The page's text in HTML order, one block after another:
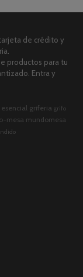
de crédito y
productos para tu
Entra y
esencial griferia grifo
mesa mundomesa